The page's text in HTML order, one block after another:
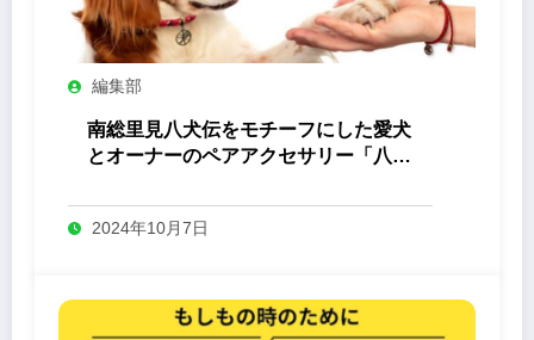
編集部
南総里見八犬伝をモチーフにした愛犬
とオーナーのペアアクセサリー「八心
2024年10月7日